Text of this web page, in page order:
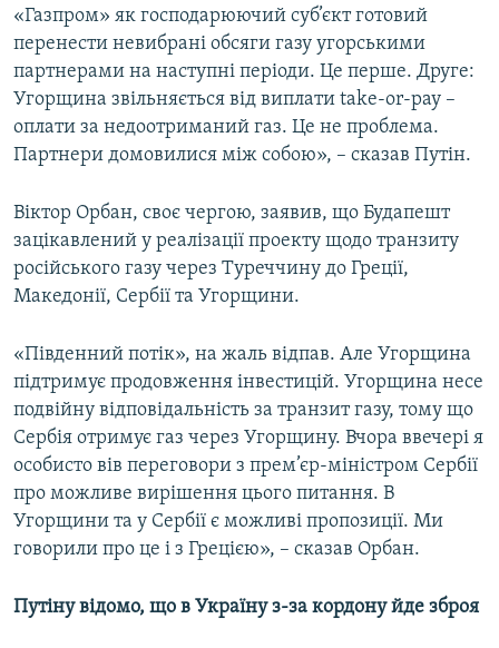
«Газпром» як господарюючий суб’єкт готовий
перенести невибрані обсяги газу угорськими
партнерами на наступні періоди. Це перше. Друге:
Угорщина звільняється від виплати take-or-pay –
оплати за недоотриманий газ. Це не проблема.
Партнери домовилися між собою», – сказав Путін.
Віктор Орбан, своє чергою, заявив, що Будапешт
зацікавлений у реалізації проекту щодо транзиту
російського газу через Туреччину до Греції,
Македонії, Сербії та Угорщини.
«Південний потік», на жаль відпав. Але Угорщина
підтримує продовження інвестицій. Угорщина несе
подвійну відповідальність за транзит газу, тому що
Сербія отримує газ через Угорщину. Вчора ввечері я
особисто вів переговори з прем’єр-міністром Сербії
про можливе вирішення цього питання. В
Угорщини та у Сербії є можливі пропозиції. Ми
говорили про це і з Грецією», – сказав Орбан.
Путіну відомо, що в Україну з-за кордону йде зброя